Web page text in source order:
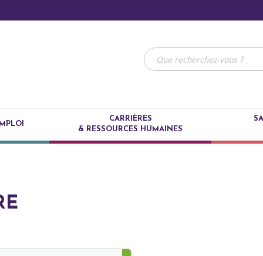
CARRIÈRES
& RESSOURCES HUMAINES